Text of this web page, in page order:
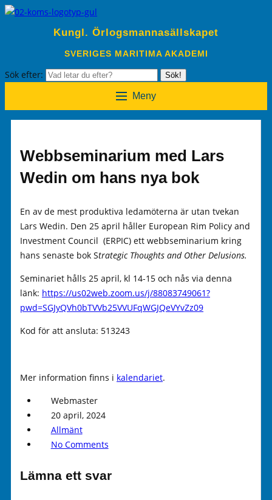
Kungl. Örlogsmannasällskapet
SVERIGES MARITIMA AKADEMI
Sök efter: Sök!
Meny
Webbseminarium med Lars
Wedin om hans nya bok
En av de mest produktiva ledamöterna är utan tvekan
Lars Wedin. Den 25 april håller European Rim Policy and
Investment Council (ERPIC) ett webbseminarium kring
hans senaste bok Strategic Thoughts and Other Delusions.
Seminariet hålls 25 april, kl 14-15 och nås via denna
länk: https://us02web.zoom.us/j/88083749061?
pwd=SGJyQVh0bTVVb25VVUFqWGJQeVYvZz09
Kod för att ansluta: 513243
Mer information finns i kalendariet.
Webmaster
20 april, 2024
Allmänt
No Comments
Lämna ett svar